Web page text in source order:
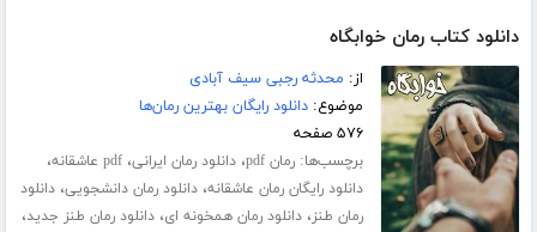
دانلود کتاب رمان خوابگاه
از: محدثه رجبی سیف آبادی
موضوع:دانلود رایگان بهترین رمان‌ها
۵۷۶ صفحه
برچسب‌ها:رمان pdf ،دانلود رمان ایرانی،pdf عاشقانه ،
دانلود رایگان رمان عاشقانه،دانلود رمان دانشجویی،دانلود
رمان طنز،دانلود رمان همخونه ای،دانلود رمان طنز جدید،